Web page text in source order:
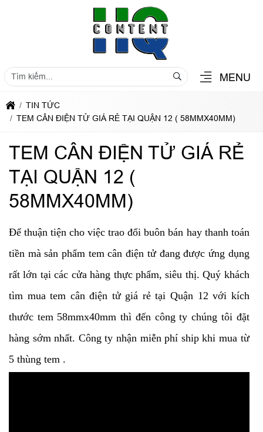
MENU
TIN TỨC
TEM CÂN ĐIỆN TỬ GIÁ RẺ TẠI QUẬN 12 ( 58MMX40MM)
TEM CÂN ĐIỆN TỬ GIÁ RẺ
TẠI QUẬN 12 (
58MMX40MM)
Để thuận tiện cho việc trao đổi buôn bán hay thanh toán
tiền mà sản phẩm tem cân điện tử đang được ứng dụng
rất lớn tại các cửa hàng thực phẩm, siêu thị. Quý khách
tìm mua tem cân điện tử giá rẻ tại Quận 12 với kích
thước tem 58mmx40mm thì đến công ty chúng tôi đặt
hàng sớm nhất. Công ty nhận miễn phí ship khi mua từ
5 thùng tem .